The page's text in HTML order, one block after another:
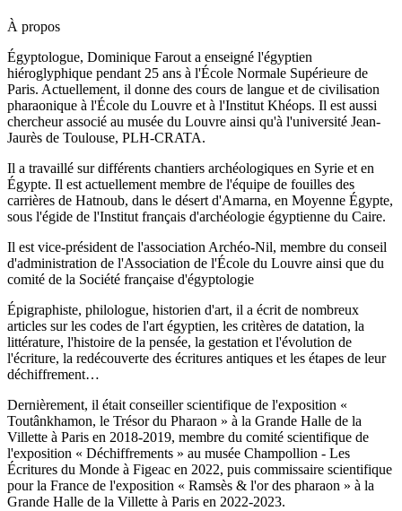
À propos
Égyptologue, Dominique Farout a enseigné l'égyptien
hiéroglyphique pendant 25 ans à l'École Normale Supérieure de
Paris. Actuellement, il donne des cours de langue et de civilisation
pharaonique à l'École du Louvre et à l'Institut Khéops. Il est aussi
chercheur associé au musée du Louvre ainsi qu'à l'université Jean-
Jaurès de Toulouse, PLH-CRATA.
Il a travaillé sur différents chantiers archéologiques en Syrie et en
Égypte. Il est actuellement membre de l'équipe de fouilles des
carrières de Hatnoub, dans le désert d'Amarna, en Moyenne Égypte,
sous l'égide de l'Institut français d'archéologie égyptienne du Caire.
Il est vice-président de l'association Archéo-Nil, membre du conseil
d'administration de l'Association de l'École du Louvre ainsi que du
comité de la Société française d'égyptologie
Épigraphiste, philologue, historien d'art, il a écrit de nombreux
articles sur les codes de l'art égyptien, les critères de datation, la
littérature, l'histoire de la pensée, la gestation et l'évolution de
l'écriture, la redécouverte des écritures antiques et les étapes de leur
déchiffrement…
Dernièrement, il était conseiller scientifique de l'exposition «
Toutânkhamon, le Trésor du Pharaon » à la Grande Halle de la
Villette à Paris en 2018-2019, membre du comité scientifique de
l'exposition « Déchiffrements » au musée Champollion - Les
Écritures du Monde à Figeac en 2022, puis commissaire scientifique
pour la France de l'exposition « Ramsès & l'or des pharaon » à la
Grande Halle de la Villette à Paris en 2022-2023.